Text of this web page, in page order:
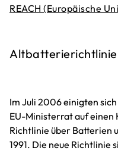
REACH (Europäische
Altbatterierichtlinie
Im Juli 2006 einigten
EU-Ministerrat auf einen
Richtlinie über Batterien
1991. Die neue Richtlinie